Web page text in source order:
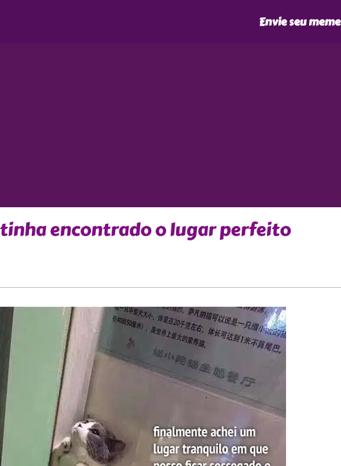
Envie seu meme
encontrado o lugar perfeito